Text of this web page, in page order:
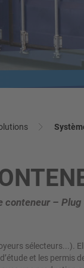
conteneur – Plug